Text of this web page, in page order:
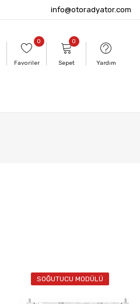
info@otoradyator.com
Favoriler
0
Sepet
0
Yardım
SOĞUTUCU MODÜLÜ